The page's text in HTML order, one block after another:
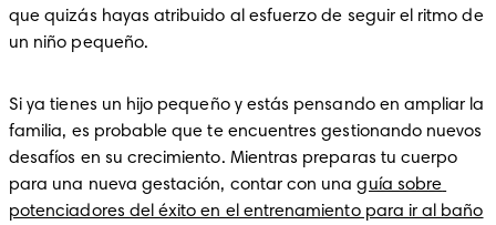
que quizás hayas atribuido al esfuerzo de seguir el ritmo de
un niño pequeño.
Si ya tienes un hijo pequeño y estás pensando en ampliar la
familia, es probable que te encuentres gestionando nuevos
desafíos en su crecimiento. Mientras preparas tu cuerpo
para una nueva gestación, contar con una guía sobre
potenciadores del éxito en el entrenamiento para ir al baño